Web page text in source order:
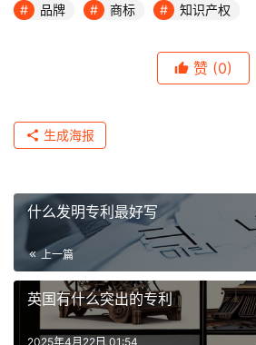
品牌 商标 知识产权
赞 (0)
生成海报
什么发明专利最好写
上一篇
英国有什么突出的专利
2025年4月22日 01:54